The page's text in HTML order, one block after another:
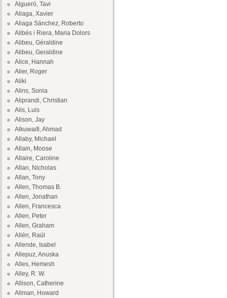
Algueró, Tavi
Aliaga, Xavier
Aliaga Sánchez, Roberto
Alibés i Riera, Maria Dolors
Alibeu, Géraldine
Alibeu, Geraldine
Alice, Hannah
Alier, Roger
Aliki
Alins, Sonia
Aliprandi, Christian
Alis, Luis
Alison, Jay
Alkuwaifi, Ahmad
Allaby, Michael
Allain, Moose
Allaire, Caroline
Allan, Nicholas
Allan, Tony
Allen, Thomas B.
Allen, Jonathan
Allen, Francesca
Allen, Peter
Allen, Graham
Allén, Raúl
Allende, Isabel
Allepuz, Anuska
Alles, Hemesh
Alley, R. W.
Allison, Catherine
Allman, Howard